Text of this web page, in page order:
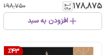
۱۷۸٬۸۷۵ ۱۹۸٬۷۵۰
افزودن به سبد
%43